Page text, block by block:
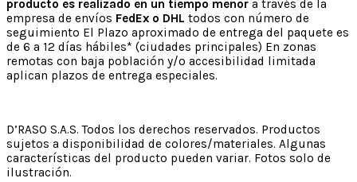
producto es realizado en un tiempo menor a través de la
empresa de envíos FedEx o DHL todos con número de
seguimiento El Plazo aproximado de entrega del paquete es
de 6 a 12 días hábiles* (ciudades principales) En zonas
remotas con baja población y/o accesibilidad limitada
aplican plazos de entrega especiales.
D’RASO S.A.S. Todos los derechos reservados. Productos
sujetos a disponibilidad de colores/materiales. Algunas
características del producto pueden variar. Fotos solo de
ilustración.